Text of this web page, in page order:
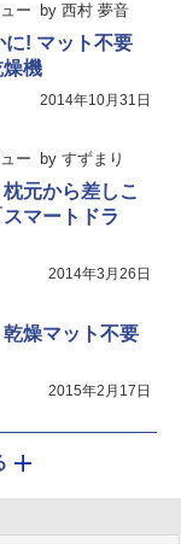
ー by 西村 夢音
! マット不要
機
2014年10月31日
ー by すずまり
元から差しこ
マートドラ
2014年3月26日
燥マット不要
2015年2月17日